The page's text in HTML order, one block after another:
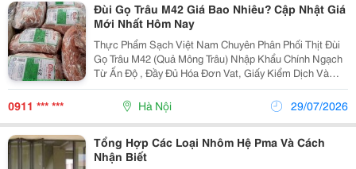
Đùi Gọ Trâu M42 Giá Bao Nhiêu? Cập Nhật Giá
Mới Nhất Hôm Nay
Thực Phẩm Sạch Việt Nam Chuyên Phân Phối Thịt Đùi
Gọ Trâu M42 (Quả Mông Trâu) Nhập Khẩu Chính Ngạch
Từ Ấn Độ , Đầy Đủ Hóa Đơn Vat, Giấy Kiểm Dịch Và
Chứng Nhận Nguồn Gốc Xuất Xứ. Sản Phẩm Được
Cấp Đông Ở -18&Deg;C , Giữ Trọn Độ Tươi, Màu Sắc
Đẹp Và...
0911 *** *** Hà Nội 29/07/2026
Tổng Hợp Các Loại Nhôm Hệ Pma Và Cách
Nhận Biết